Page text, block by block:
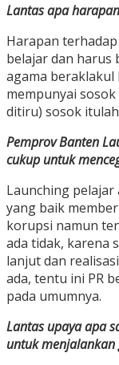
Lantas apa
Harapan
belajar dan harus
agama
mempunyai
ditiru) sosok
Pemprov Banten
cukup untuk
Launching
yang baik
korupsi namun
ada tidak, karena
lanjut dan
ada, tentu ini PR
pada umumnya.
Lantas upaya apa
untuk